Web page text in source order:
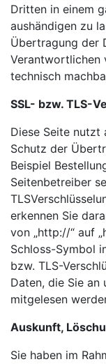
Dritten in einem
aushändigen zu
Übertragung der
Verantwortlichen
technisch
SSL- bzw. TLS-
Diese Seite nutzt
Schutz der
Beispiel
Seitenbetreiber
erkennen Sie
von „http://“ auf
Schloss-Symbol
bzw. TLS-
Daten, die Sie
mitgelesen
Auskunft,
Sie haben im